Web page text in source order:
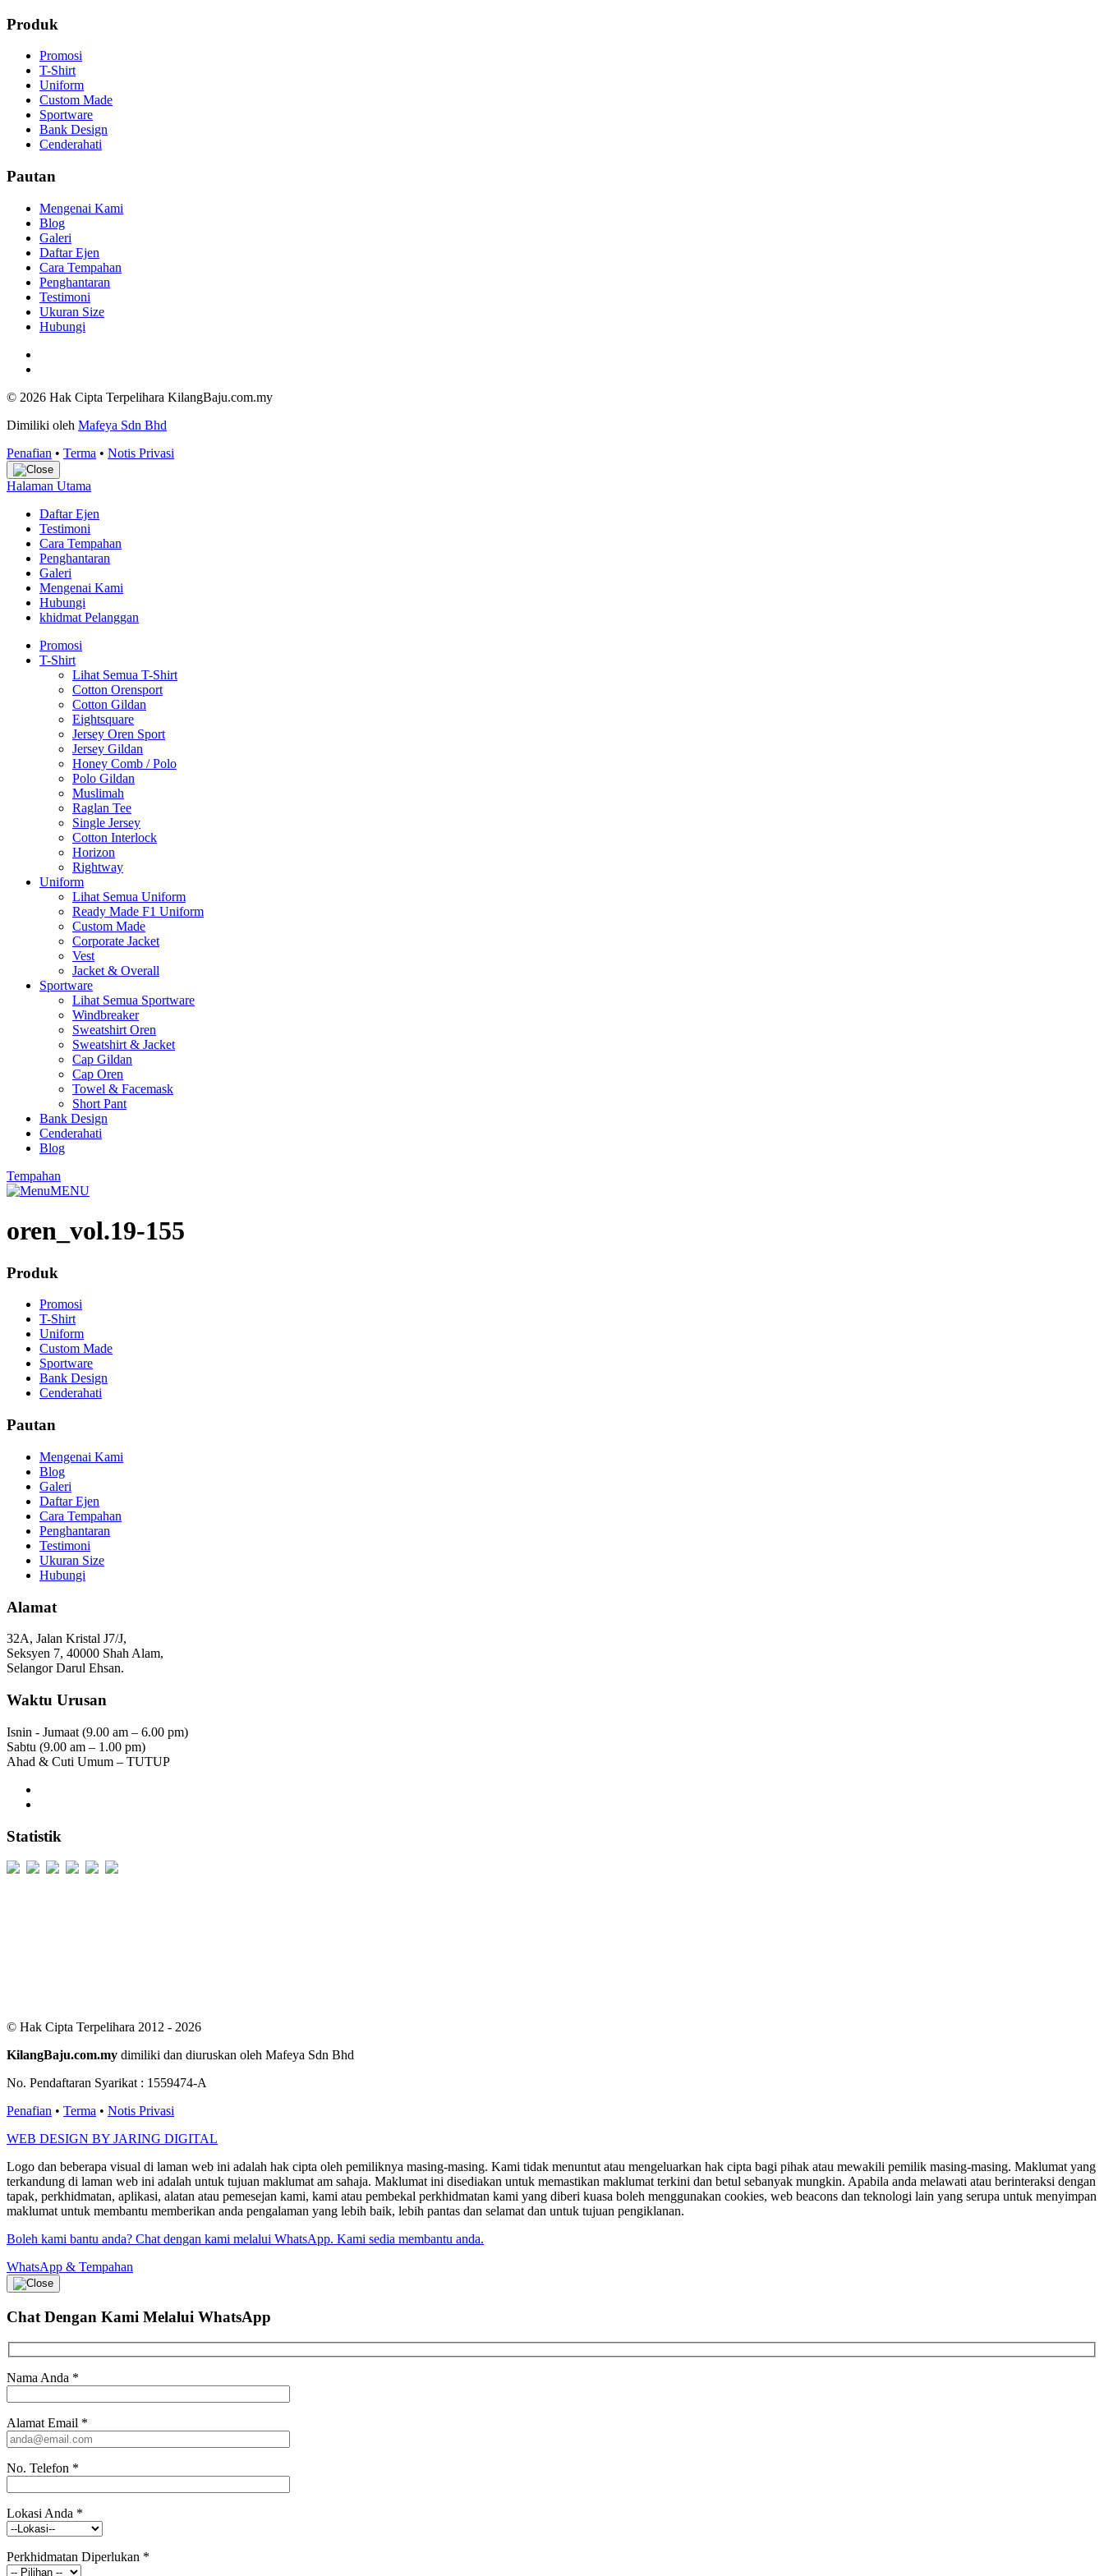
Produk
Promosi
T-Shirt
Uniform
Custom Made
Sportware
Bank Design
Cenderahati
Pautan
Mengenai Kami
Blog
Galeri
Daftar Ejen
Cara Tempahan
Penghantaran
Testimoni
Ukuran Size
Hubungi
© 2026 Hak Cipta Terpelihara KilangBaju.com.my
Dimiliki oleh Mafeya Sdn Bhd
Penafian • Terma • Notis Privasi
Halaman Utama
Daftar Ejen
Testimoni
Cara Tempahan
Penghantaran
Galeri
Mengenai Kami
Hubungi
khidmat Pelanggan
Promosi
T-Shirt
Lihat Semua T-Shirt
Cotton Orensport
Cotton Gildan
Eightsquare
Jersey Oren Sport
Jersey Gildan
Honey Comb / Polo
Polo Gildan
Muslimah
Raglan Tee
Single Jersey
Cotton Interlock
Horizon
Rightway
Uniform
Lihat Semua Uniform
Ready Made F1 Uniform
Custom Made
Corporate Jacket
Vest
Jacket & Overall
Sportware
Lihat Semua Sportware
Windbreaker
Sweatshirt Oren
Sweatshirt & Jacket
Cap Gildan
Cap Oren
Towel & Facemask
Short Pant
Bank Design
Cenderahati
Blog
Tempahan
MENU
oren_vol.19-155
Produk
Promosi
T-Shirt
Uniform
Custom Made
Sportware
Bank Design
Cenderahati
Pautan
Mengenai Kami
Blog
Galeri
Daftar Ejen
Cara Tempahan
Penghantaran
Testimoni
Ukuran Size
Hubungi
Alamat
32A, Jalan Kristal J7/J,
Seksyen 7, 40000 Shah Alam,
Selangor Darul Ehsan.
Waktu Urusan
Isnin - Jumaat (9.00 am – 6.00 pm)
Sabtu (9.00 am – 1.00 pm)
Ahad & Cuti Umum – TUTUP
Statistik
© Hak Cipta Terpelihara 2012 - 2026
KilangBaju.com.my dimiliki dan diuruskan oleh Mafeya Sdn Bhd
No. Pendaftaran Syarikat : 1559474-A
Penafian • Terma • Notis Privasi
WEB DESIGN BY JARING DIGITAL
Logo dan beberapa visual di laman web ini adalah hak cipta oleh pemiliknya masing-masing. Kami tidak menuntut atau mengeluarkan hak cipta bagi pihak atau mewakili pemilik masing-masing. Maklumat yang
terkandung di laman web ini adalah untuk tujuan maklumat am sahaja. Maklumat ini disediakan untuk memastikan maklumat terkini dan betul sebanyak mungkin. Apabila anda melawati atau berinteraksi dengan
tapak, perkhidmatan, aplikasi, alatan atau pemesejan kami, kami atau pembekal perkhidmatan kami yang diberi kuasa boleh menggunakan cookies, web beacons dan teknologi lain yang serupa untuk menyimpan
maklumat untuk membantu memberikan anda pengalaman yang lebih baik, lebih pantas dan selamat dan untuk tujuan pengiklanan.
Boleh kami bantu anda? Chat dengan kami melalui WhatsApp. Kami sedia membantu anda.
WhatsApp & Tempahan
Chat Dengan Kami Melalui WhatsApp
Nama Anda *
Alamat Email *
No. Telefon *
Lokasi Anda *
Perkhidmatan Diperlukan *